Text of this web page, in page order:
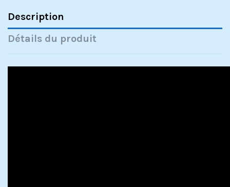
Description
Détails du produit